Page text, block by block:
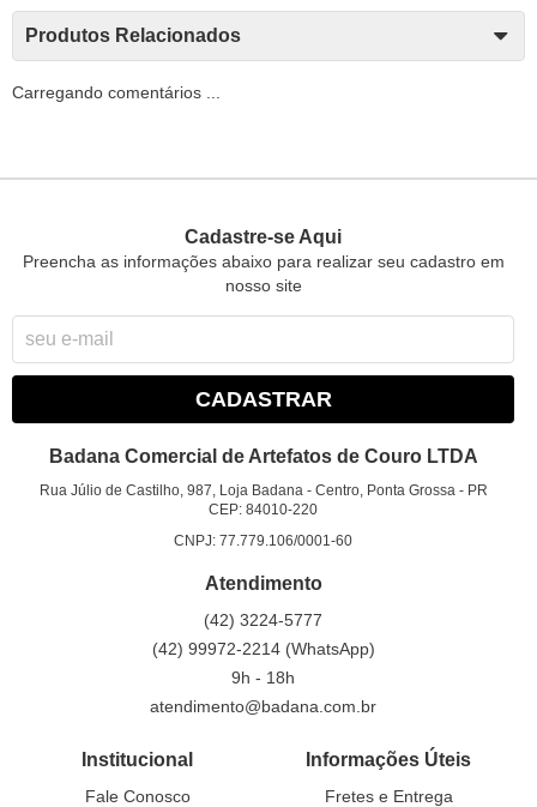
Produtos Relacionados
Carregando comentários ...
Cadastre-se Aqui
Preencha as informações abaixo para realizar seu cadastro em
nosso site
CADASTRAR
Badana Comercial de Artefatos de Couro LTDA
Rua Júlio de Castilho, 987, Loja Badana - Centro, Ponta Grossa - PR
CEP: 84010-220
CNPJ: 77.779.106/0001-60
Atendimento
(42) 3224-5777
(42) 99972-2214 (WhatsApp)
9h - 18h
atendimento@badana.com.br
Institucional
Fale Conosco
Informações Úteis
Fretes e Entrega